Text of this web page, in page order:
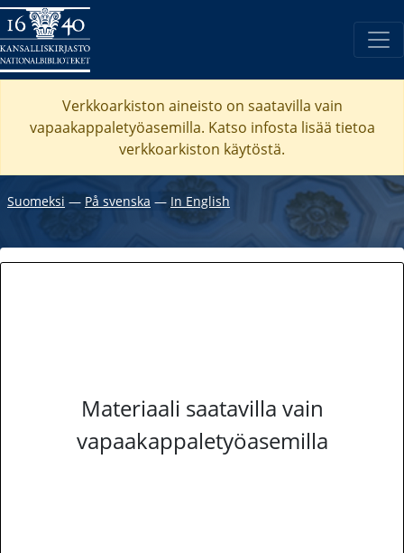
Verkkoarkiston aineisto on saatavilla vain
vapaakappaletyöasemilla. Katso infosta lisää tietoa
verkkoarkiston käytöstä.
Suomeksi ― På svenska ― In English
Materiaali saatavilla vain
vapaakappaletyöasemilla